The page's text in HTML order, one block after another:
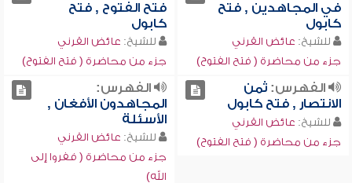
في المجاهدين , فتح
كابول
للشيخ: عائض القرني
جزء من محاضرة ( فتح الفتوح)
فتح الفتوح , فتح
كابول
للشيخ: عائض القرني
جزء من محاضرة ( فتح الفتوح)
الفهرس:ثمن
الانتصار , فتح كابول
للشيخ: عائض القرني
جزء من محاضرة ( فتح الفتوح)
الفهرس:
المجاهدون الأفغان ,
الأسئلة
للشيخ: عائض القرني
جزء من محاضرة ( ففروا إلى
الله)